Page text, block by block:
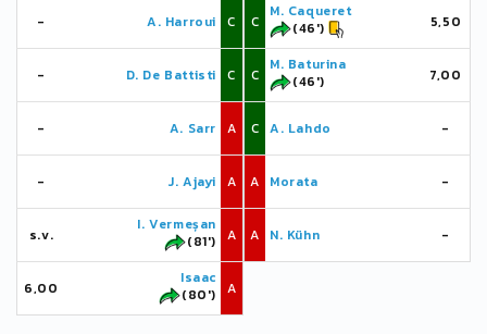
- A. Harroui C
- D. De Battisti C
- A. Sarr A
- J. Ajayi A
s.v.
I. Vermeșan
(81')
A
6,00
Isaac
(80')
A
C
M. Caqueret
(46')
5,50
C
M. Baturina
(46')
7,00
C A. Lahdo -
A Morata -
A N. Kühn -